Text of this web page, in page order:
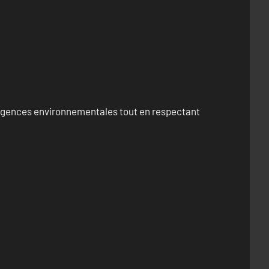
environnementales tout en respectant